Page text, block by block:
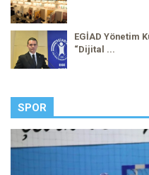
EGİAD Yönetim
“Dijital ...
SPOR